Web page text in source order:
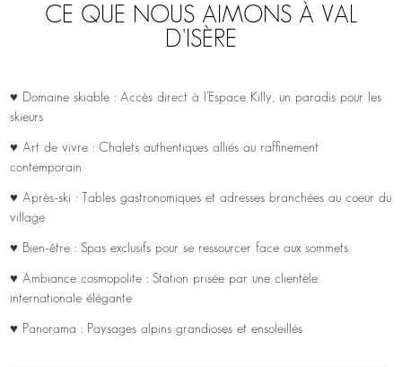
CE QUE NOUS AIMONS À VAL
D'ISÈRE
♥ Domaine skiable : Accès direct à l’Espace Killy, un paradis pour les
skieurs
♥ Art de vivre : Chalets authentiques alliés au raffinement
contemporain
♥ Après-ski : Tables gastronomiques et adresses branchées au coeur du
village
♥ Bien-être : Spas exclusifs pour se ressourcer face aux sommets
♥ Ambiance cosmopolite : Station prisée par une clientèle
internationale élégante
♥ Panorama : Paysages alpins grandioses et ensoleillés